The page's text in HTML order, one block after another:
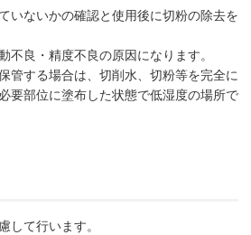
いないかの確認と使用後に切粉の除去を
不良・精度不良の原因になります。
管する場合は、切削水、切粉等を完全に
要部位に塗布した状態で低湿度の場所で
して行います。